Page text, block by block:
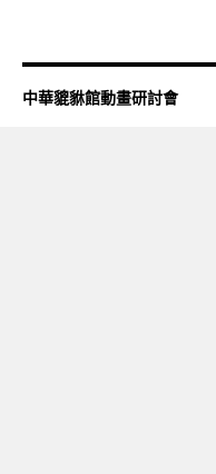
中華貔貅館動畫研討會